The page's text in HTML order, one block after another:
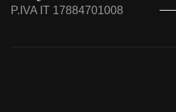
P.IVA IT 17884701008